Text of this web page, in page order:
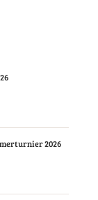
2026